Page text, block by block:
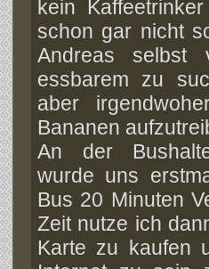
kein
schon gar nicht
Andreas selbst
essbarem zu
aber
Bananen
An der
wurde uns
Bus 20 Minuten
Zeit nutze ich
Karte zu kaufen